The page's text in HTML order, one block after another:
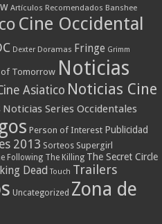
Artículos Recomendados Banshee
Cine Occidental
Dexter Doramas Fringe Grimm
of Tomorrow Noticias
Asiatico Noticias Cine
Noticias Series Occidentales
Person of Interest Publicidad
2013 Sorteos Supergirl
Following The Killing The Secret Circle
Dead Touch Trailers
Uncategorized Zona de